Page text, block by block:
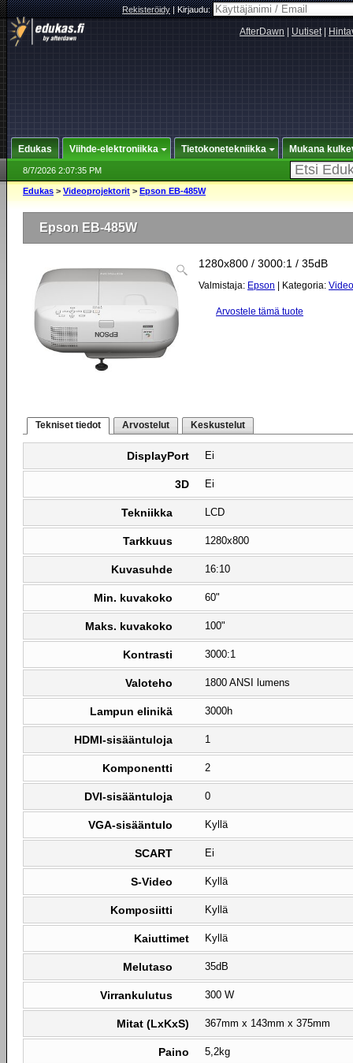
Rekisteröidy|Kirjaudu:
AfterDawn Uutiset|
Edukas Viihde-elektroniikka Tietokonetekniikka Mukana
8/7/2026 2:07:35 PM
Edukas > Videoprojektorit > Epson EB-485W
Epson EB-485W
1280x800 / 3000:1 / 35dB
Valmistaja: Epson | Kategoria:
Arvostele tämä tuote
Tekniset tiedot Arvostelut Keskustelut
DisplayPort Ei
3D Ei
Tekniikka LCD
Tarkkuus 1280x800
Kuvasuhde 16:10
Min. kuvakoko 60"
Maks. kuvakoko 100"
Kontrasti 3000:1
Valoteho 1800 ANSI lumens
Lampun elinikä 3000h
HDMI-sisääntuloja 1
Komponentti 2
DVI-sisääntuloja 0
VGA-sisääntulo Kyllä
SCART Ei
S-Video Kyllä
Komposiitti Kyllä
Kaiuttimet Kyllä
Melutaso 35dB
Virrankulutus 300 W
Mitat (LxKxS) 367mm x 143mm x 375mm
Paino 5,2kg